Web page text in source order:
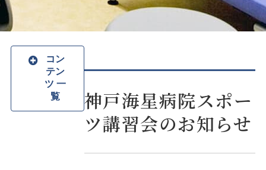
神戸海星病院スポー
ツ講習会のお知らせ
コン
テン
ツ 一
覧